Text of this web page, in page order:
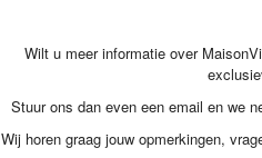
Wilt u meer informatie over
Stuur ons dan even een email en we
Wij horen graag jouw opmerkingen,